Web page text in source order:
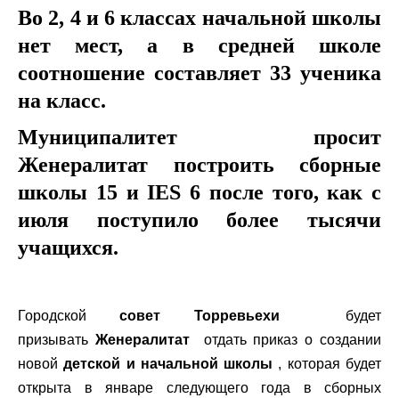
Во 2, 4 и 6 классах начальной школы
нет мест, а в средней школе
соотношение составляет 33 ученика
на класс.
Муниципалитет просит
Женералитат построить сборные
школы 15 и IES 6 после того, как с
июля поступило более тысячи
учащихся.
Городскойсовет Торревьехи будет
призывать Женералитатотдать приказ о создании
новойдетской и начальной школы , которая будет
открыта в январе следующего года в сборных